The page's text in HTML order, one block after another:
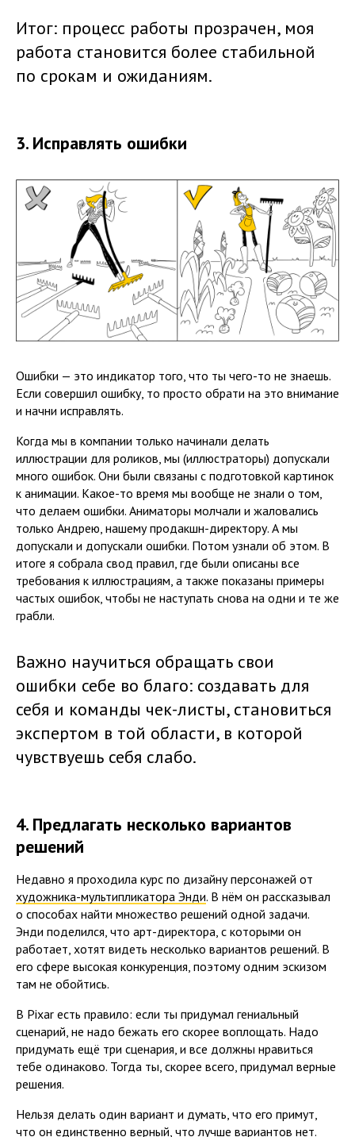
Итог: процесс работы прозрачен, моя
работа становится более стабильной
по срокам и ожиданиям.
3. Исправлять ошибки
Ошибки — это индикатор того, что ты чего-то не знаешь.
Если совершил ошибку, то просто обрати на это внимание
и начни исправлять.
Когда мы в компании только начинали делать
иллюстрации для роликов, мы (иллюстраторы) допускали
много ошибок. Они были связаны с подготовкой картинок
к анимации. Какое-то время мы вообще не знали о том,
что делаем ошибки. Аниматоры молчали и жаловались
только Андрею, нашему продакшн-директору. А мы
допускали и допускали ошибки. Потом узнали об этом. В
итоге я собрала свод правил, где были описаны все
требования к иллюстрациям, а также показаны примеры
частых ошибок, чтобы не наступать снова на одни и те же
грабли.
Важно научиться обращать свои
ошибки себе во благо: создавать для
себя и команды чек-листы, становиться
экспертом в той области, в которой
чувствуешь себя слабо.
4. Предлагать несколько вариантов
решений
Недавно я проходила курс по дизайну персонажей от
художника-мультипликатора Энди. В нём он рассказывал
о способах найти множество решений одной задачи.
Энди поделился, что арт-директора, с которыми он
работает, хотят видеть несколько вариантов решений. В
его сфере высокая конкуренция, поэтому одним эскизом
там не обойтись.
В Pixar есть правило: если ты придумал гениальный
сценарий, не надо бежать его скорее воплощать. Надо
придумать ещё три сценария, и все должны нравиться
тебе одинаково. Тогда ты, скорее всего, придумал верные
решения.
Нельзя делать один вариант и думать, что его примут,
что он единственно верный, что лучше вариантов нет.